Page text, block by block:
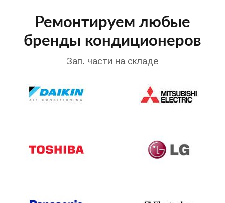
Ремонтируем любые
бренды кондиционеров
Зап. части на складе